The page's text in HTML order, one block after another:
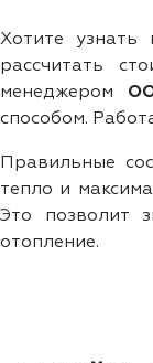
Хотите узнать
рассчитать
менеджером
способом.
Правильные
тепло и
Это позволит
отопление.